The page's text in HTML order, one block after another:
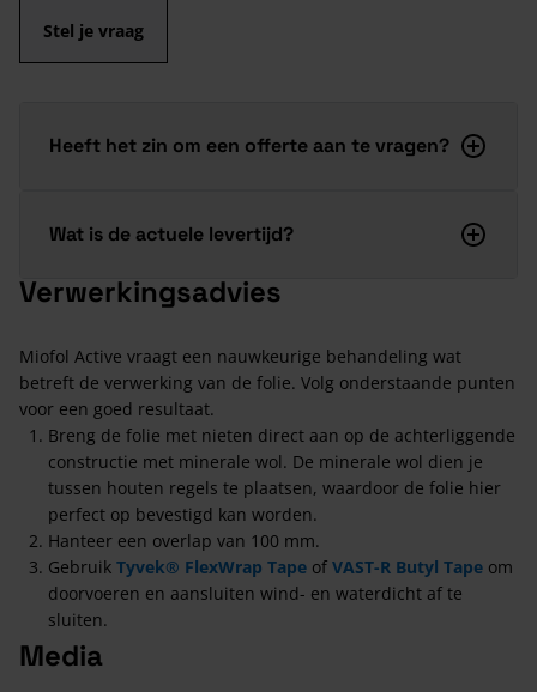
Stel je vraag
Heeft het zin om een offerte aan te vragen?
Wat is de actuele levertijd?
Verwerkingsadvies
Miofol Active vraagt een nauwkeurige behandeling wat
betreft de verwerking van de folie. Volg onderstaande punten
voor een goed resultaat.
Breng de folie met nieten direct aan op de achterliggende
constructie met minerale wol. De minerale wol dien je
tussen houten regels te plaatsen, waardoor de folie hier
perfect op bevestigd kan worden.
Hanteer een overlap van 100 mm.
Gebruik Tyvek® FlexWrap Tape of VAST-R Butyl Tape om
doorvoeren en aansluiten wind- en waterdicht af te
sluiten.
Media